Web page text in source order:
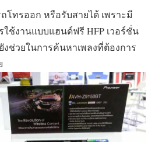
โทรออก หรือรับสายได้ เพราะมี
ช้งานแบบแฮนด์ฟรี HFP เวอร์ชั่น
งช่วยในการค้นหาเพลงที่ต้องการ